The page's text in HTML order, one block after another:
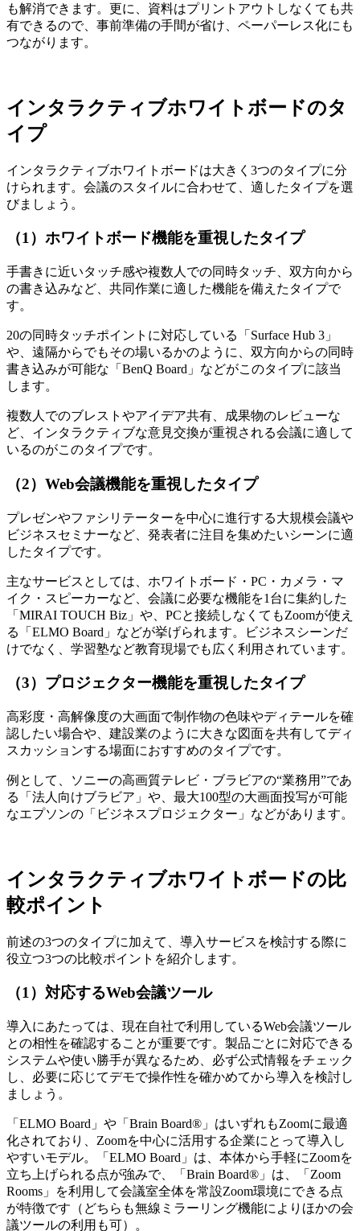
も解消できます。更に、資料はプリントアウトしなくても共
有できるので、事前準備の手間が省け、ペーパーレス化にも
つながります。
インタラクティブホワイトボードのタ
イプ
インタラクティブホワイトボードは大きく3つのタイプに分
けられます。会議のスタイルに合わせて、適したタイプを選
びましょう。
（1）ホワイトボード機能を重視したタイプ
手書きに近いタッチ感や複数人での同時タッチ、双方向から
の書き込みなど、共同作業に適した機能を備えたタイプで
す。
20の同時タッチポイントに対応している「Surface Hub 3」
や、遠隔からでもその場いるかのように、双方向からの同時
書き込みが可能な「BenQ Board」などがこのタイプに該当
します。
複数人でのブレストやアイデア共有、成果物のレビューな
ど、インタラクティブな意見交換が重視される会議に適して
いるのがこのタイプです。
（2）Web会議機能を重視したタイプ
プレゼンやファシリテーターを中心に進行する大規模会議や
ビジネスセミナーなど、発表者に注目を集めたいシーンに適
したタイプです。
主なサービスとしては、ホワイトボード・PC・カメラ・マ
イク・スピーカーなど、会議に必要な機能を1台に集約した
「MIRAI TOUCH Biz」や、PCと接続しなくてもZoomが使え
る「ELMO Board」などが挙げられます。ビジネスシーンだ
けでなく、学習塾など教育現場でも広く利用されています。
（3）プロジェクター機能を重視したタイプ
高彩度・高解像度の大画面で制作物の色味やディテールを確
認したい場合や、建設業のように大きな図面を共有してディ
スカッションする場面におすすめのタイプです。
例として、ソニーの高画質テレビ・ブラビアの“業務用”であ
る「法人向けブラビア」や、最大100型の大画面投写が可能
なエプソンの「ビジネスプロジェクター」などがあります。
インタラクティブホワイトボードの比
較ポイント
前述の3つのタイプに加えて、導入サービスを検討する際に
役立つ3つの比較ポイントを紹介します。
（1）対応するWeb会議ツール
導入にあたっては、現在自社で利用しているWeb会議ツール
との相性を確認することが重要です。製品ごとに対応できる
システムや使い勝手が異なるため、必ず公式情報をチェック
し、必要に応じてデモで操作性を確かめてから導入を検討し
ましょう。
「ELMO Board」や「Brain Board®」はいずれもZoomに最適
化されており、Zoomを中心に活用する企業にとって導入し
やすいモデル。「ELMO Board」は、本体から手軽にZoomを
立ち上げられる点が強みで、「Brain Board®」は、「Zoom
Rooms」を利用して会議室全体を常設Zoom環境にできる点
が特徴です（どちらも無線ミラーリング機能によりほかの会
議ツールの利用も可）。